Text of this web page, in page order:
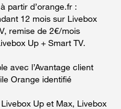
partir d’orange.fr :
12 mois sur Livebox
remise de 2€/mois
Up + Smart TV.
avec l’Avantage client
Orange identifié
Up et Max, Livebox